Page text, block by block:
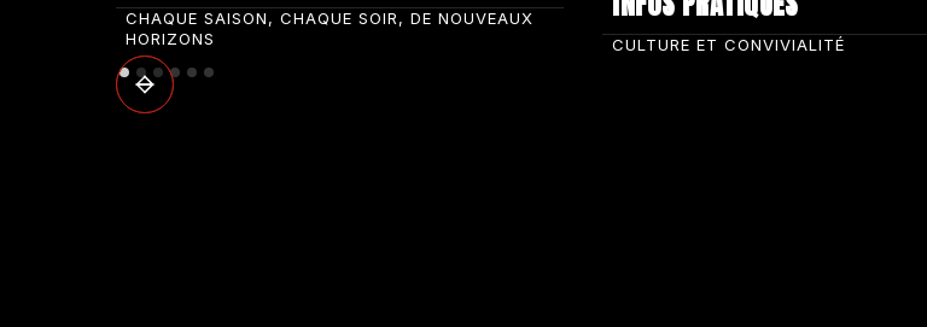
CHAQUE SAISON, CHAQUE SOIR, DE NOUVEAUX
HORIZONS
CULTURE ET CONVIVIALITÉ